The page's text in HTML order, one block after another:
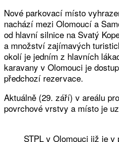
Nové parkovací místo
nachází mezi Olomoucí a
od hlavní silnice na Svatý
a množství zajímavých
okolí je jedním z hlavních
karavany v Olomouci je
předchozí rezervace.
Aktuálně (29. září) v areálu
povrchové vrstvy a místo je
STPL v Olomouci již je